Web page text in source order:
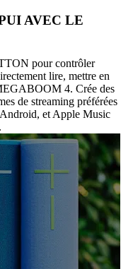
AVEC LE
pour contrôler
lire, mettre en
4. Crée des
de streaming préférées
et Apple Music